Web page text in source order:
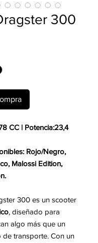
300
CC | Potencia:23,4
Rojo/Negro,
Malossi Edition,
300 es un scooter
, diseñado para
algo más que un
de transporte. Con un